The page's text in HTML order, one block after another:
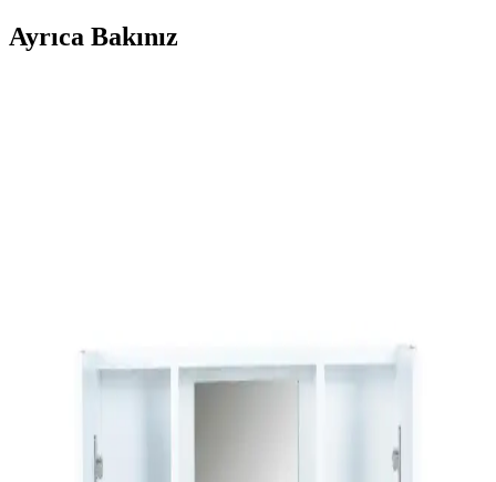
Ayrıca Bakınız
Dar banyolarda alan kullanımı, yapısal değişiklikler ve estetik
iyileştirmelerle kullanım konforu artırılabilir. Maliyet ve tesisat
durumu önemli etkenlerdir.
Banyo Küf Sorunları: Nedenleri, Sağlık Riskleri ve
Etkili Çözüm Yöntemleri